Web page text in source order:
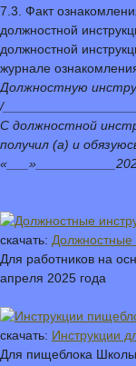
7.3. Факт
должностной
должностной
журнале
Должностную
/
С должностной
получил (а) и
скачать: Должностные
Для работников на
апреля 2025 года
скачать: Инструкции
Для пищеблока